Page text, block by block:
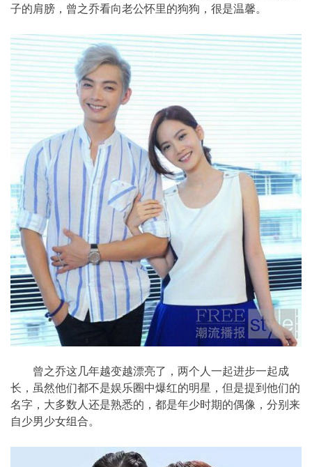
子的肩膀 ，曾之乔看向老公怀里的狗狗，很是温馨。
曾之乔这几年越变越漂亮了，两个人一起进步一起成
长，虽然他们都不是娱乐圈中爆红的明星，但是提到他们的
名字，大多数人还是熟悉的，都是年少时期的偶像，分别来
自少男少女组合。